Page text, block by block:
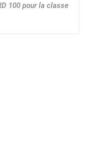
100 pour la classe